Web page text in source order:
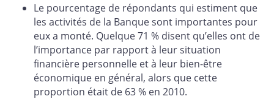
Le pourcentage de répondants qui estiment que
les activités de la Banque sont importantes pour
eux a monté. Quelque 71 % disent qu’elles ont de
l’importance par rapport à leur situation
financière personnelle et à leur bien-être
économique en général, alors que cette
proportion était de 63 % en 2010.